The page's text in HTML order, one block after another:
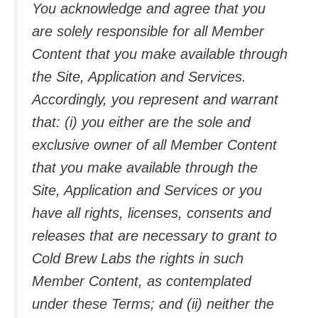
You acknowledge and agree that you
are solely responsible for all Member
Content that you make available through
the Site, Application and Services.
Accordingly, you represent and warrant
that: (i) you either are the sole and
exclusive owner of all Member Content
that you make available through the
Site, Application and Services or you
have all rights, licenses, consents and
releases that are necessary to grant to
Cold Brew Labs the rights in such
Member Content, as contemplated
under these Terms; and (ii) neither the